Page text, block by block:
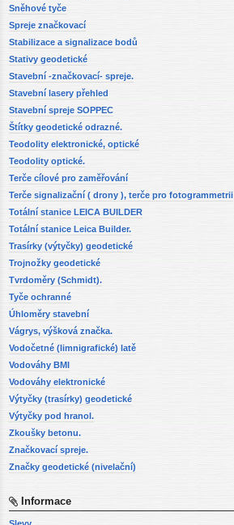
Sněhové tyče
Spreje značkovací
Stabilizace a signalizace bodů
Stativy geodetické
Stavební -značkovací- spreje.
Stavební lasery přehled
Stavební spreje SOPPEC
Štítky geodetické odrazné.
Teodolity elektronické, optické
Teodolity optické.
Terče cílové pro zaměřování
Terče signalizační ( drony ), terče pro fotogrammetrii
Totální stanice LEICA BUILDER
Totální stanice Leica Builder.
Trasírky (výtyčky) geodetické
Trojnožky geodetické
Tvrdoměry (Schmidt).
Tyče ochranné
Úhloměry stavební
Vágrys, výšková značka.
Vodočetné (limnigrafické) latě
Vodováhy BMI
Vodováhy elektronické
Výtyčky (trasírky) geodetické
Výtyčky pod hranol.
Zkoušky betonu.
Značkovací spreje.
Značky geodetické (nivelační)
Informace
Slevy